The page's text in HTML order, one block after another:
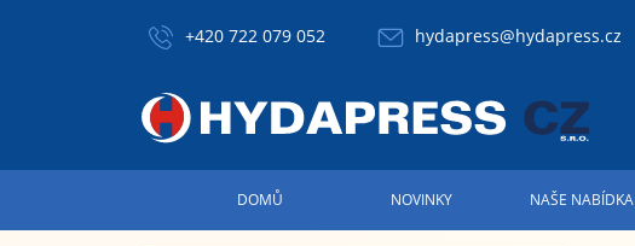
+420 722 079 052 hydapress@hydapress.cz
DOMŮ NOVINKY NAŠE NABÍDKA